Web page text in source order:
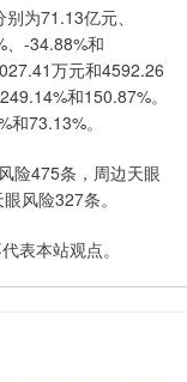
为71.13亿元、
、-34.88%和
万元和4592.26
和150.87%。
73.13%。
险475条，周边天眼
风险327条。
表本站观点。